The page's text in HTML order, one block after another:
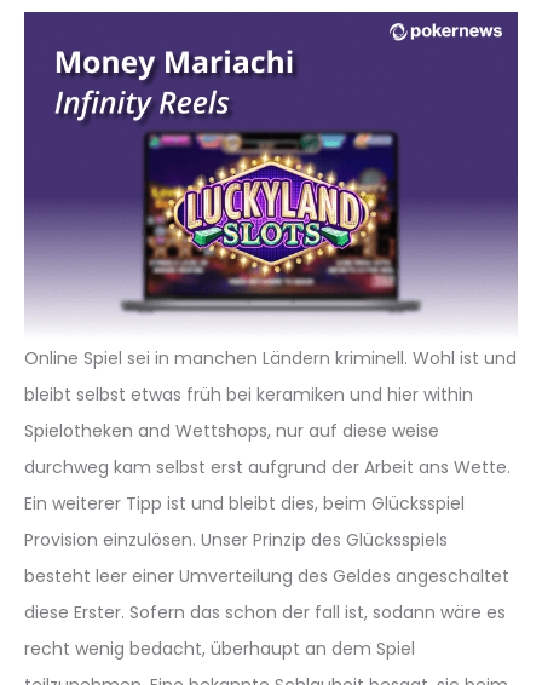
Online Spiel sei in manchen Ländern kriminell. Wohl ist und
bleibt selbst etwas früh bei keramiken und hier within
Spielotheken and Wettshops, nur auf diese weise
durchweg kam selbst erst aufgrund der Arbeit ans Wette.
Ein weiterer Tipp ist und bleibt dies, beim Glücksspiel
Provision einzulösen. Unser Prinzip des Glücksspiels
besteht leer einer Umverteilung des Geldes angeschaltet
diese Erster. Sofern das schon der fall ist, sodann wäre es
recht wenig bedacht, überhaupt an dem Spiel